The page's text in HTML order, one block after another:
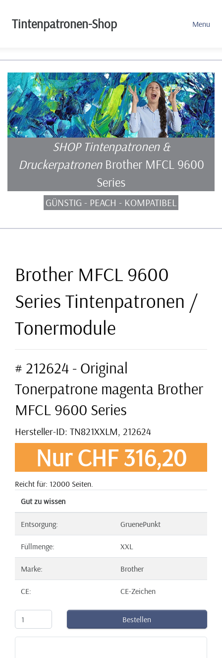
Tintenpatronen-Shop Menu
SHOP Tintenpatronen &
Druckerpatronen Brother MFCL 9600
Series
GÜNSTIG - PEACH - KOMPATIBEL
Brother MFCL 9600
Series Tintenpatronen /
Tonermodule
# 212624 - Original
Tonerpatrone magenta Brother
MFCL 9600 Series
Hersteller-ID: TN821XXLM, 212624
Nur CHF 316,20
Reicht für: 12000 Seiten.
Gut zu wissen
Entsorgung: GruenePunkt
Füllmenge: XXL
Marke: Brother
CE: CE-Zeichen
Bestellen